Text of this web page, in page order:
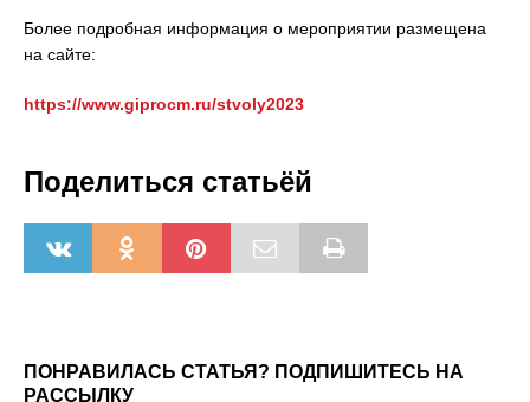
Более подробная информация о мероприятии размещена
на сайте:
https://www.giprocm.ru/stvoly2023
Поделиться статьёй
ПОНРАВИЛАСЬ СТАТЬЯ? ПОДПИШИТЕСЬ НА
РАССЫЛКУ